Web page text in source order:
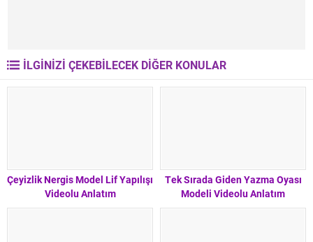
İLGİNİZİ ÇEKEBİLECEK DİĞER KONULAR
Çeyizlik Nergis Model Lif Yapılışı
Videolu Anlatım
Tek Sırada Giden Yazma Oyası
Modeli Videolu Anlatım